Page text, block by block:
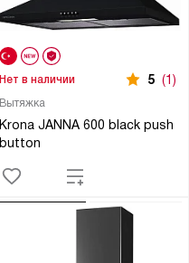
Вытяжка
Krona JANNA 600 black push
button
Нет в наличии 5 (1)